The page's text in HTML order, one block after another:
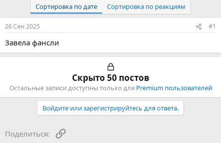
Сортировка по дате Сортировка по реакциям
26 Сен 2025 #1
Завела фансли
Скрыто 50 постов
Остальные записи доступны только для Premium пользователей
Войдите или зарегистрируйтесь для ответа.
Поделиться: Ссылка